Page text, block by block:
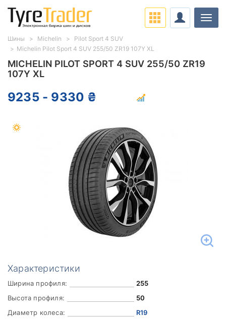
MICHELIN PILOT SPORT 4 SUV 255/50 ZR19
107Y XL
9235 - 9330 ₴
Характеристики
Ширина профиля:
255
Высота профиля:
50
Диаметр колеса:
R19
Шины Michelin
Pilot Sport 4 SUV
Michelin Pilot Sport 4 SUV 255/50 ZR19 107Y XL